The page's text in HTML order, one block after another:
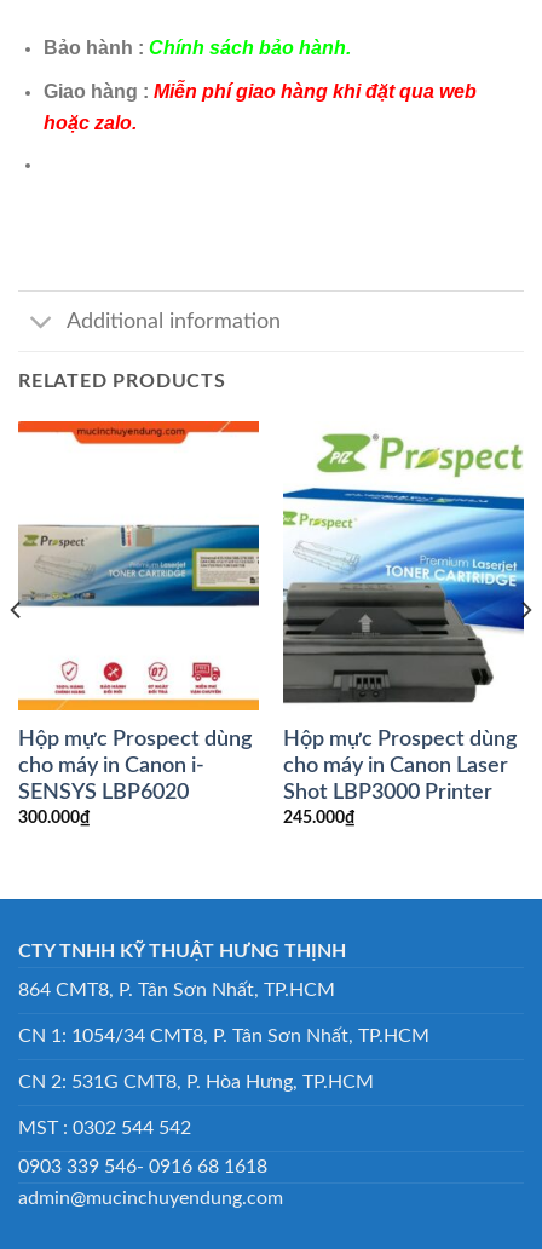
Bảo hành : Chính sách bảo hành.
Giao hàng : Miễn phí giao hàng khi đặt qua web
hoặc zalo.
Additional information
RELATED PRODUCTS
Hộp mực Prospect dùng
cho máy in Canon i-
SENSYS LBP6020
300.000₫
Hộp mực Prospect dùng
cho máy in Canon Laser
Shot LBP3000 Printer
245.000₫
CTY TNHH KỸ THUẬT HƯNG THỊNH
864 CMT8, P. Tân Sơn Nhất, TP.HCM
CN 1: 1054/34 CMT8, P. Tân Sơn Nhất, TP.HCM
CN 2: 531G CMT8, P. Hòa Hưng, TP.HCM
MST : 0302 544 542
0903 339 546- 0916 68 1618
admin@mucinchuyendung.com